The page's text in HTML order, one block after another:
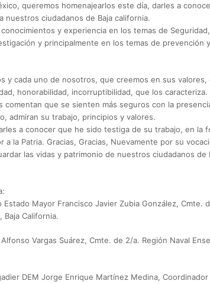
queremos homenajearlos este día, darles a
nuestros ciudadanos de Baja california.
y experiencia en los temas de
y principalmente en los temas de prevención y
y cada uno de nosotros, que creemos en sus valores,
honorabilidad, incorruptibilidad, que los caracteriza.
comentan que se sienten más seguros con la
admiran su trabajo, principios y valores.
a conocer que he sido testiga de su trabajo, en la
a la Patria. Gracias, Gracias, Nuevamente por su
las vidas y patrimonio de nuestros ciudadanos de
Estado Mayor Francisco Javier Zubia González, Cmte.
Baja California.
Vargas Suárez, Cmte. de 2/a. Región Naval
DEM Jorge Enrique Martínez Medina, Coordinador